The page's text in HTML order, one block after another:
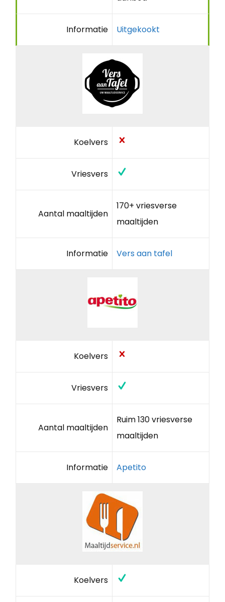
Informatie Uitgekookt
Koelvers
Vriesvers
Aantal maaltijden
170+ vriesverse
maaltijden
Informatie Vers aan tafel
Koelvers
Vriesvers
Aantal maaltijden
Ruim 130 vriesverse
maaltijden
Informatie Apetito
Koelvers